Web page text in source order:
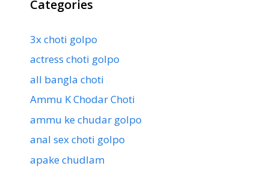
Categories
3x choti golpo
actress choti golpo
all bangla choti
Ammu K Chodar Choti
ammu ke chudar golpo
anal sex choti golpo
apake chudlam